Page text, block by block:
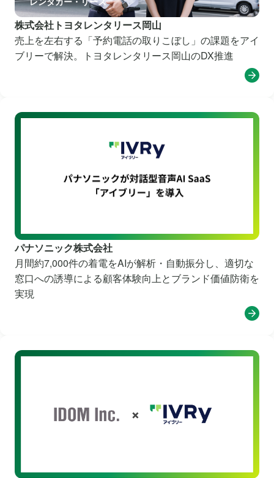
株式会社トヨタレンタリース岡山
売上を左右する「予約電話の取りこぼし」の課題をアイ
ブリーで解決。トヨタレンタリース岡山のDX推進
パナソニック株式会社
月間約7,000件の着電をAIが解析・自動振分し、適切な
窓口への誘導による顧客体験向上とブランド価値防衛を
実現